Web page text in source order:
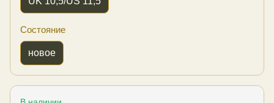
Состояние
новое